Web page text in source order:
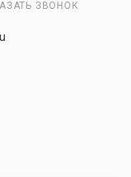
ЗВОНОК